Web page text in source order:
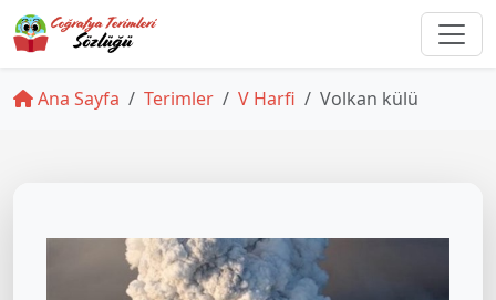
Ana Sayfa Terimler V Harfi Volkan külü